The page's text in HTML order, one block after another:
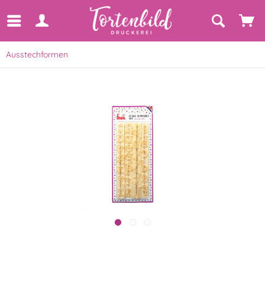
Ausstechformen